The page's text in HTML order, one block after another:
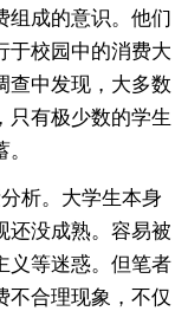
组成的意识。他们
于校园中的消费大
查中发现，大多数
只有极少数的学生
析。大学生本身
还没成熟。容易被
义等迷惑。但笔者
不合理现象，不仅